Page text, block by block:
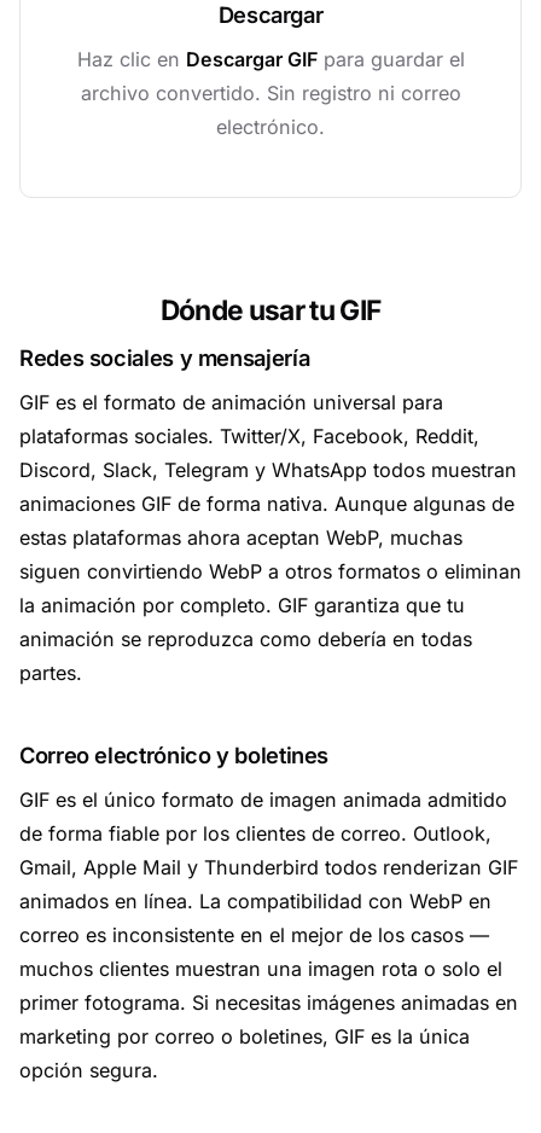
Descargar
Haz clic en Descargar GIFpara guardar el
archivo convertido. Sin registro ni correo
electrónico.
Dónde usar tu GIF
Redes sociales y mensajería
GIF es el formato de animación universal para
plataformas sociales. Twitter/X, Facebook, Reddit,
Discord, Slack, Telegram y WhatsApp todos muestran
animaciones GIF de forma nativa. Aunque algunas de
estas plataformas ahora aceptan WebP, muchas
siguen convirtiendo WebP a otros formatos o eliminan
la animación por completo. GIF garantiza que tu
animación se reproduzca como debería en todas
partes.
Correo electrónico y boletines
GIF es el único formato de imagen animada admitido
de forma fiable por los clientes de correo. Outlook,
Gmail, Apple Mail y Thunderbird todos renderizan GIF
animados en línea. La compatibilidad con WebP en
correo es inconsistente en el mejor de los casos —
muchos clientes muestran una imagen rota o solo el
primer fotograma. Si necesitas imágenes animadas en
marketing por correo o boletines, GIF es la única
opción segura.